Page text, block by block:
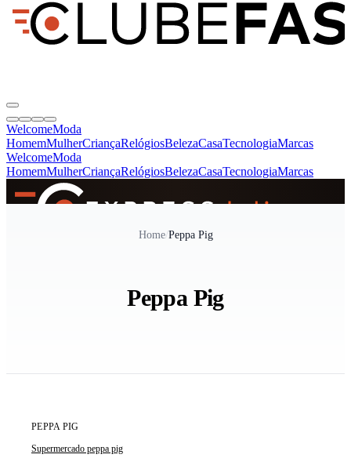
WelcomeModa
HomemMulherCriançaRelógiosBelezaCasaTecnologiaMarcas
WelcomeModa
HomemMulherCriançaRelógiosBelezaCasaTecnologiaMarcas
Home/Peppa Pig
Peppa Pig
PEPPA PIG
Supermercado peppa pig